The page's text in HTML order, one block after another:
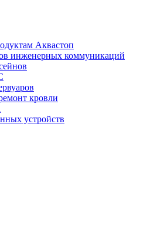
Аквастоп
инженерных коммуникаций
кровли
устройств